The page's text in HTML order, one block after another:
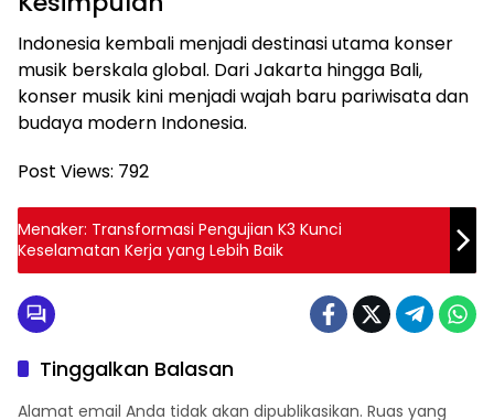
Indonesia kembali menjadi destinasi utama konser
musik berskala global. Dari Jakarta hingga Bali,
konser musik kini menjadi wajah baru pariwisata dan
budaya modern Indonesia.
Post Views: 792
Menaker: Transformasi Pengujian K3 Kunci
Keselamatan Kerja yang Lebih Baik
Tinggalkan Balasan
Alamat email Anda tidak akan dipublikasikan. Ruas yang